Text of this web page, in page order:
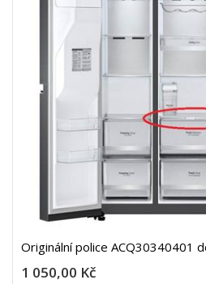
Originální police ACQ30340401
1 050,00 Kč